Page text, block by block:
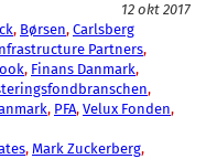
12 okt 2017
, Børsen, Carlsberg
Partners
, Finans Danmark
, PFA, Velux Fonden
, Mark Zuckerberg